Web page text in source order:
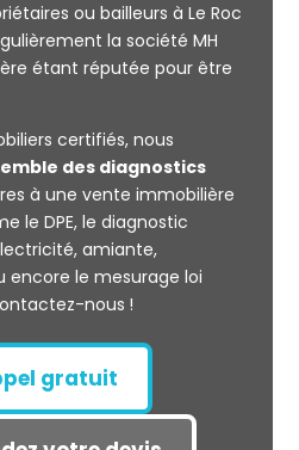
ou bailleurs à Le Roc
la société MH
étant réputée pour être
certifiés, nous
des diagnostics
à une vente immobilière
le DPE, le diagnostic
amiante,
le mesurage loi
nous !
gratuit